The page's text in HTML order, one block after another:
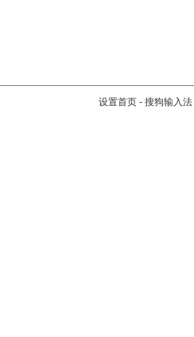
设置首页 - 搜狗输入法